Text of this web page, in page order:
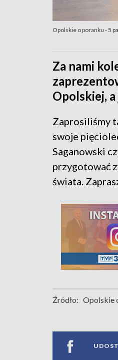
Opolskie o poranku - 5
Za nami
Opolskiej,
Zaprosiliśmy
swoje
Saganowski
przygotować
świata.
Źródło: Opolskie